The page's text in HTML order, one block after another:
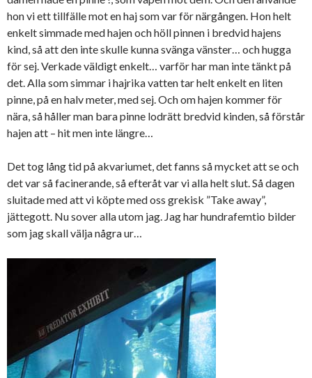
hon vi ett tillfälle mot en haj som var för närgången. Hon helt
enkelt simmade med hajen och höll pinnen i bredvid hajens
kind, så att den inte skulle kunna svänga vänster… och hugga
för sej. Verkade väldigt enkelt… varför har man inte tänkt på
det. Alla som simmar i hajrika vatten tar helt enkelt en liten
pinne, på en halv meter, med sej. Och om hajen kommer för
nära, så håller man bara pinne lodrätt bredvid kinden, så förstår
hajen att – hit men inte längre…
Det tog lång tid på akvariumet, det fanns så mycket att se och
det var så facinerande, så efteråt var vi alla helt slut. Så dagen
sluitade med att vi köpte med oss grekisk ”Take away”,
jättegott. Nu sover alla utom jag. Jag har hundrafemtio bilder
som jag skall välja några ur…